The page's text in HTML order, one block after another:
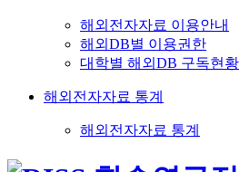
해외전자자료 이용안내
해외DB별 이용권한
대학별 해외DB 구독현황
해외전자자료 통계
해외전자자료 통계